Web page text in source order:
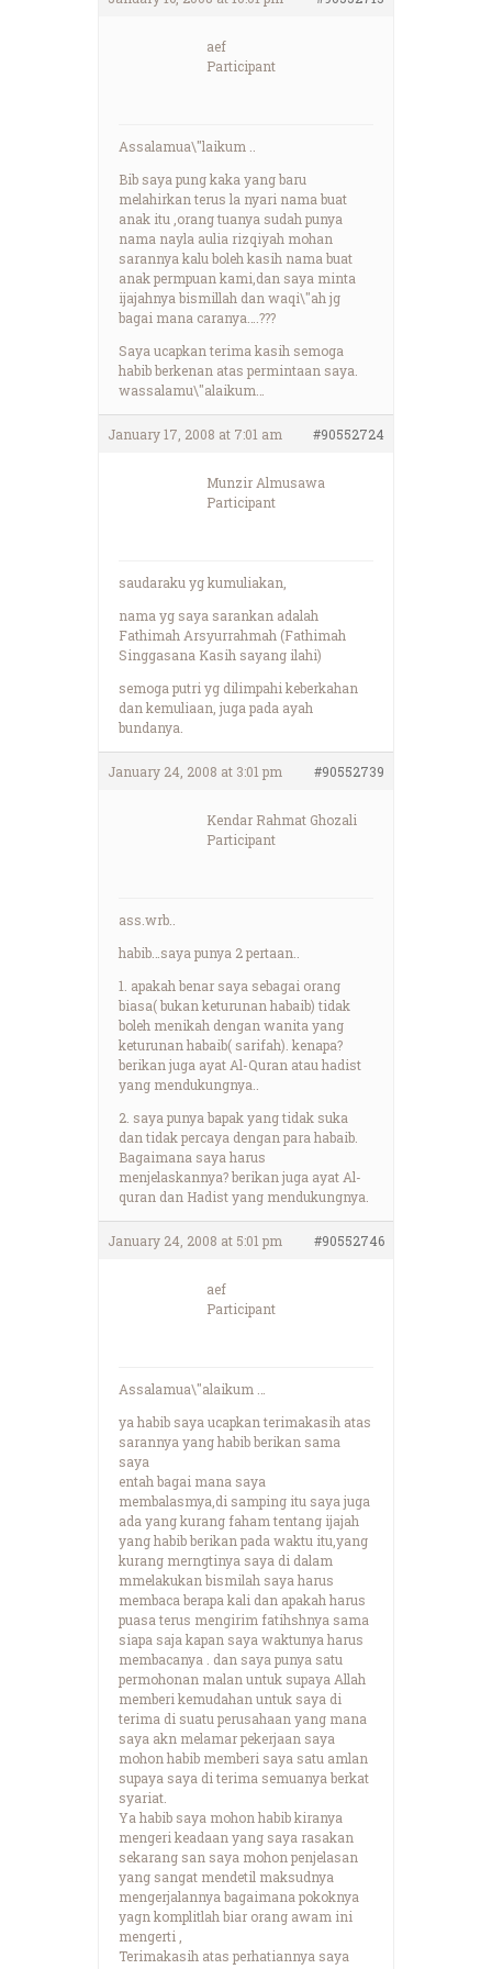
aef
Participant
Assalamua\"laikum ..
Bib saya pung kaka yang baru
melahirkan terus la nyari nama buat
anak itu ,orang tuanya sudah punya
nama nayla aulia rizqiyah mohan
sarannya kalu boleh kasih nama buat
anak permpuan kami,dan saya minta
ijajahnya bismillah dan waqi\"ah jg
bagai mana caranya….???
Saya ucapkan terima kasih semoga
habib berkenan atas permintaan saya.
wassalamu\"alaikum…
January 17, 2008 at 7:01 am #90552724
Munzir Almusawa
Participant
saudaraku yg kumuliakan,
nama yg saya sarankan adalah
Fathimah Arsyurrahmah (Fathimah
Singgasana Kasih sayang ilahi)
semoga putri yg dilimpahi keberkahan
dan kemuliaan, juga pada ayah
bundanya.
January 24, 2008 at 3:01 pm #90552739
Kendar Rahmat Ghozali
Participant
ass.wrb..
habib…saya punya 2 pertaan..
1. apakah benar saya sebagai orang
biasa( bukan keturunan habaib) tidak
boleh menikah dengan wanita yang
keturunan habaib( sarifah). kenapa?
berikan juga ayat Al-Quran atau hadist
yang mendukungnya..
2. saya punya bapak yang tidak suka
dan tidak percaya dengan para habaib.
Bagaimana saya harus
menjelaskannya? berikan juga ayat Al-
quran dan Hadist yang mendukungnya.
January 24, 2008 at 5:01 pm #90552746
aef
Participant
Assalamua\"alaikum …
ya habib saya ucapkan terimakasih atas
sarannya yang habib berikan sama
saya
entah bagai mana saya
membalasmya,di samping itu saya juga
ada yang kurang faham tentang ijajah
yang habib berikan pada waktu itu,yang
kurang merngtinya saya di dalam
mmelakukan bismilah saya harus
membaca berapa kali dan apakah harus
puasa terus mengirim fatihshnya sama
siapa saja kapan saya waktunya harus
membacanya . dan saya punya satu
permohonan malan untuk supaya Allah
memberi kemudahan untuk saya di
terima di suatu perusahaan yang mana
saya akn melamar pekerjaan saya
mohon habib memberi saya satu amlan
supaya saya di terima semuanya berkat
syariat.
Ya habib saya mohon habib kiranya
mengeri keadaan yang saya rasakan
sekarang san saya mohon penjelasan
yang sangat mendetil maksudnya
mengerjalannya bagaimana pokoknya
yagn komplitlah biar orang awam ini
mengerti ,
Terimakasih atas perhatiannya saya